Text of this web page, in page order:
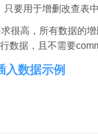
要用于增删改查表
很高，所有数据的
数据，且不需要
入数据示例